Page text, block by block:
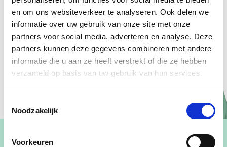
en om ons websiteverkeer te analyseren. Ook delen we
informatie over uw gebruik van onze site met onze
partners voor social media, adverteren en analyse. Deze
partners kunnen deze gegevens combineren met andere
informatie die u aan ze heeft verstrekt of die ze hebben
verzameld op basis van uw gebruik van hun services.
Noodzakelijk
Voorkeuren